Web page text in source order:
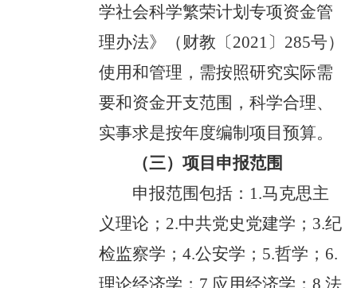
学社会科学繁荣计划专项资金管
理办法》（财教〔2021〕285号）
使用和管理，需按照研究实际需
要和资金开支范围，科学合理、
实事求是按年度编制项目预算。
（三）项目申报范围
申报范围包括：1.马克思主
义理论；2.中共党史党建学；3.纪
检监察学；4.公安学；5.哲学；6.
理论经济学；7.应用经济学；8.法